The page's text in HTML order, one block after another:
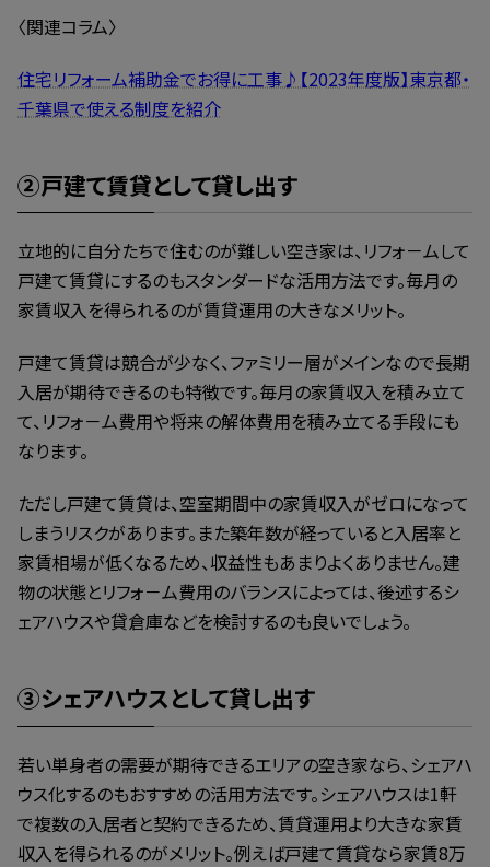
〈関連コラム〉
住宅リフォーム補助金でお得に工事♪【2023年度版】東京都・
千葉県で使える制度を紹介
②戸建て賃貸として貸し出す
立地的に自分たちで住むのが難しい空き家は、リフォ－ムして
戸建て賃貸にするのもスタンダードな活用方法です。毎月の
家賃収入を得られるのが賃貸運用の大きなメリット。
戸建て賃貸は競合が少なく、ファミリー層がメインなので長期
入居が期待できるのも特徴です。毎月の家賃収入を積み立て
て、リフォ－ム費用や将来の解体費用を積み立てる手段にも
なります。
ただし戸建て賃貸は、空室期間中の家賃収入がゼロになって
しまうリスクがあります。また築年数が経っていると入居率と
家賃相場が低くなるため、収益性もあまりよくありません。建
物の状態とリフォ－ム費用のバランスによっては、後述するシ
ェアハウスや貸倉庫などを検討するのも良いでしょう。
③シェアハウスとして貸し出す
若い単身者の需要が期待できるエリアの空き家なら、シェアハ
ウス化するのもおすすめの活用方法です。シェアハウスは1軒
で複数の入居者と契約できるため、賃貸運用より大きな家賃
収入を得られるのがメリット。例えば戸建て賃貸なら家賃8万